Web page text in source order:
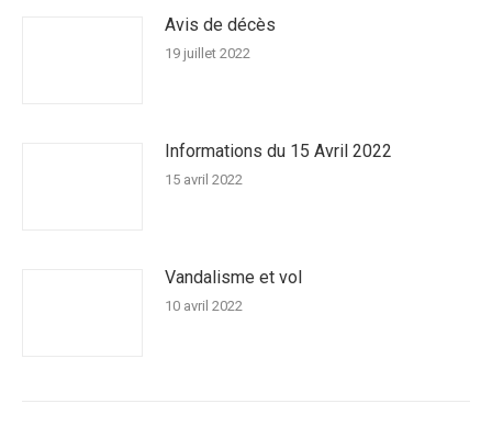
Avis de décès
19 juillet 2022
Informations du 15 Avril 2022
15 avril 2022
Vandalisme et vol
10 avril 2022